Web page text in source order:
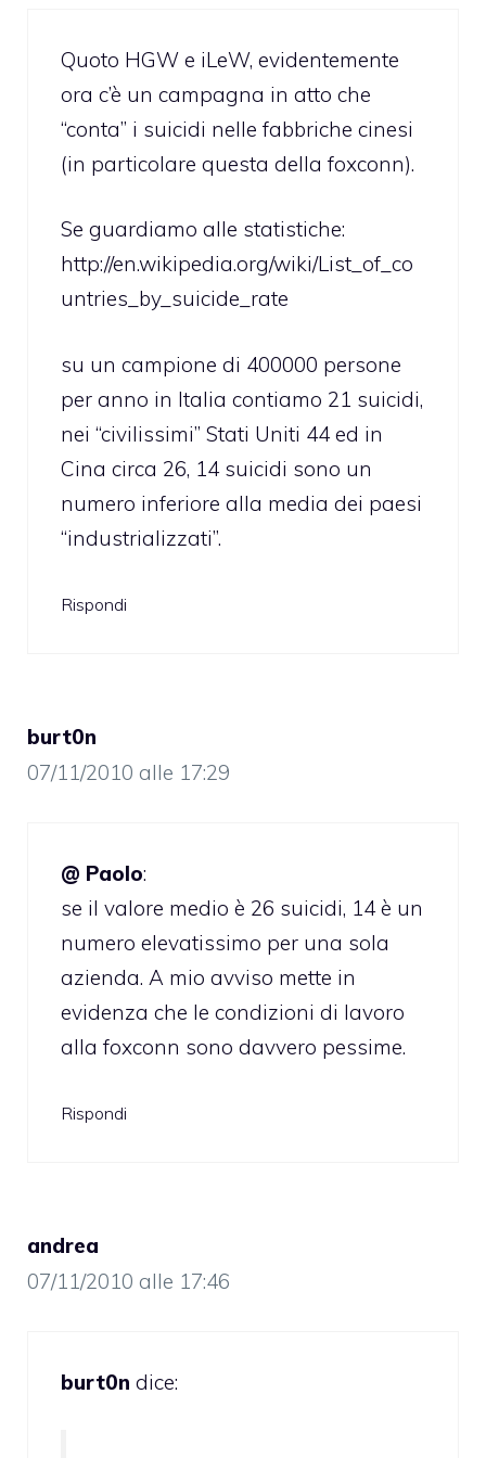
Quoto HGW e iLeW, evidentemente
ora c’è un campagna in atto che
“conta” i suicidi nelle fabbriche cinesi
(in particolare questa della foxconn).
Se guardiamo alle statistiche:
http://en.wikipedia.org/wiki/List_of_co
untries_by_suicide_rate
su un campione di 400000 persone
per anno in Italia contiamo 21 suicidi,
nei “civilissimi” Stati Uniti 44 ed in
Cina circa 26, 14 suicidi sono un
numero inferiore alla media dei paesi
“industrializzati”.
Rispondi
burt0n
07/11/2010 alle 17:29
@ Paolo:
se il valore medio è 26 suicidi, 14 è un
numero elevatissimo per una sola
azienda. A mio avviso mette in
evidenza che le condizioni di lavoro
alla foxconn sono davvero pessime.
Rispondi
andrea
07/11/2010 alle 17:46
burt0n dice: